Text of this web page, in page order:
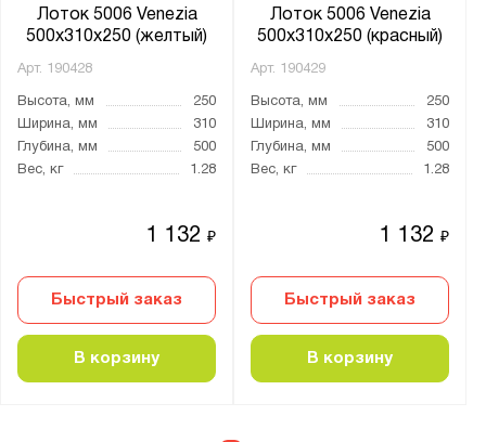
Лоток 5006 Venezia
500x310x250 (желтый)
Арт. 190428
Высота, мм
250
Ширина, мм
310
Глубина, мм
500
Вес, кг
1.28
1 132₽
Быстрый заказ
В корзину
Лоток 5006 Venezia
500x310x250 (красный)
Арт. 190429
Высота, мм
250
Ширина, мм
310
Глубина, мм
500
Вес, кг
1.28
1 132₽
Быстрый заказ
В корзину